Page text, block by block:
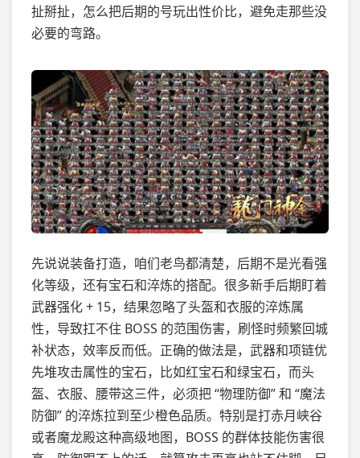
扯掰扯，怎么把后期的号玩出性价比，避免走那些没
必要的弯路。
先说说装备打造，咱们老鸟都清楚，后期不是光看强
化等级，还有宝石和淬炼的搭配。很多新手后期盯着
武器强化 + 15，结果忽略了头盔和衣服的淬炼属
性，导致扛不住 BOSS 的范围伤害，刷怪时频繁回城
补状态，效率反而低。正确的做法是，武器和项链优
先堆攻击属性的宝石，比如红宝石和绿宝石，而头
盔、衣服、腰带这三件，必须把 “物理防御” 和 “魔法
防御” 的淬炼拉到至少橙色品质。特别是打赤月峡谷
或者魔龙殿这种高级地图，BOSS 的群体技能伤害很